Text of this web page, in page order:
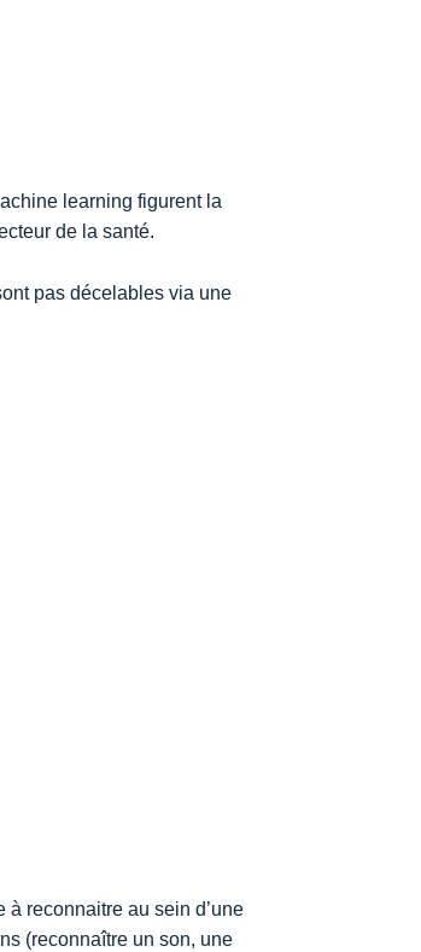
learning figurent la
de la santé.
pas décelables via une
reconnaitre au sein d’une
(reconnaître un son, une